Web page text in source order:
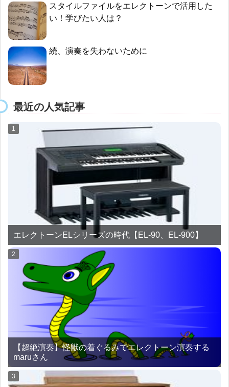
スタイルファイルをエレクトーンで活用した
い！学びたい人は？
続、演奏を失わないために
最近の人気記事
エレクトーンELシリーズの時代【EL-90、EL-900】
【超絶演奏】怪獣の着ぐるみでエレクトーン演奏する
maruさん